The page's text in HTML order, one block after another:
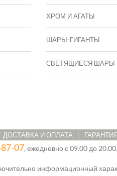
ХРОМ И АГАТЫ
ШАРЫ-ГИГАНТЫ
СВЕТЯЩИЕСЯ ШАРЫ
ДОСТАВКА И ОПЛАТА
07, ежедневно с 09.00 до
информационный